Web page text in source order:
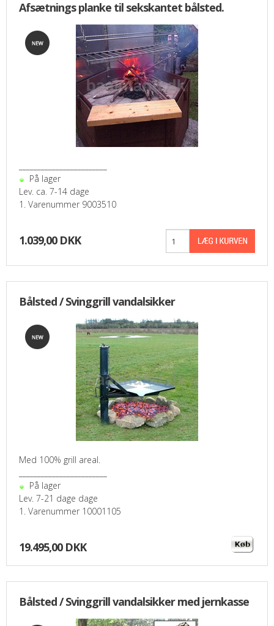
Afsætnings planke til sekskantet bålsted.
På lager
Lev. ca. 7-14 dage
1. Varenummer 9003510
1.039,00 DKK
Bålsted / Svinggrill vandalsikker
Med 100% grill areal.
På lager
Lev. 7-21 dage dage
1. Varenummer 10001105
19.495,00 DKK
Bålsted / Svinggrill vandalsikker med jernkasse